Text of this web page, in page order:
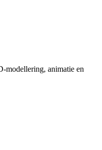
modellering, animatie en